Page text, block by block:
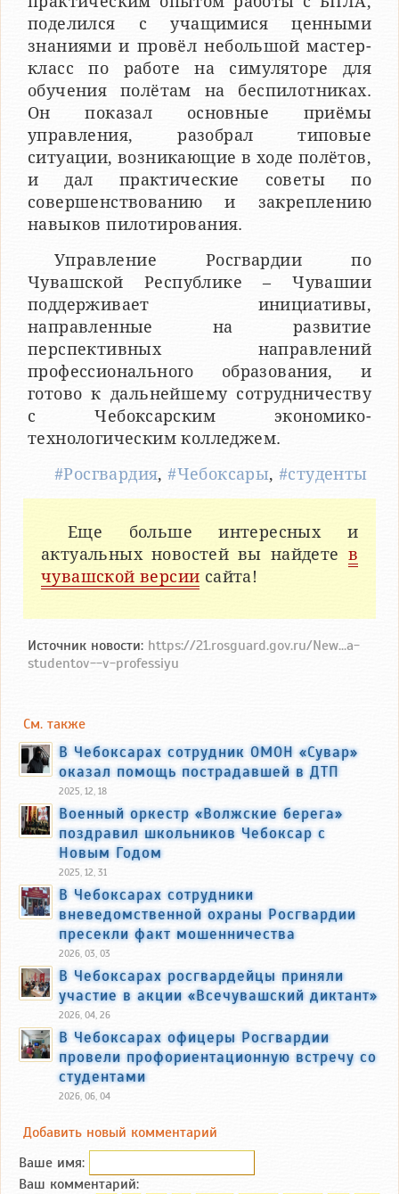
поделился с учащимися ценными
знаниями и провёл небольшой мастер-
класс по работе на симуляторе для
обучения полётам на беспилотниках.
Он показал основные приёмы
управления, разобрал типовые
ситуации, возникающие в ходе полётов,
и дал практические советы по
совершенствованию и закреплению
навыков пилотирования.
Управление Росгвардии по
Чувашской Республике – Чувашии
поддерживает инициативы,
направленные на развитие
перспективных направлений
профессионального образования, и
готово к дальнейшему сотрудничеству
с Чебоксарским экономико-
технологическим колледжем.
#Росгвардия,#Чебоксары,#студенты
Еще больше интересных и
актуальных новостей вы найдете в
чувашской версии сайта!
Источник новости: https://21.rosguard.gov.ru/New...a-
studentov--v-professiyu
См. также
В Чебоксарах сотрудник ОМОН «Сувар»
оказал помощь пострадавшей в ДТП
2025, 12, 18
Военный оркестр «Волжские берега»
поздравил школьников Чебоксар с
Новым Годом
2025, 12, 31
В Чебоксарах сотрудники
вневедомственной охраны Росгвардии
пресекли факт мошенничества
2026, 03, 03
В Чебоксарах росгвардейцы приняли
участие в акции «Всечувашский диктант»
2026, 04, 26
В Чебоксарах офицеры Росгвардии
провели профориентационную встречу со
студентами
2026, 06, 04
Добавить новый комментарий
Ваше имя:
Ваш комментарий: